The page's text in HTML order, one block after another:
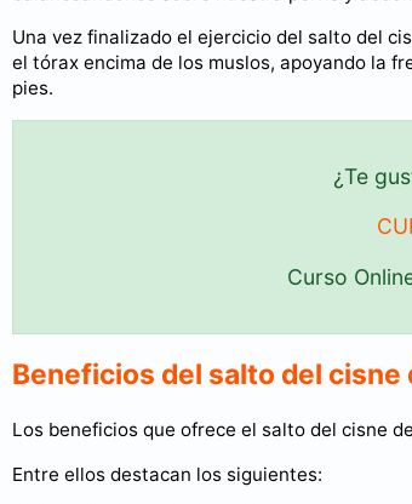
Una vez finalizado el ejercicio del salto del
el tórax encima de los muslos, apoyando la
pies.
¿Te
Curso
Beneficios del salto del cisne
Los beneficios que ofrece el salto del cisne
Entre ellos destacan los siguientes: